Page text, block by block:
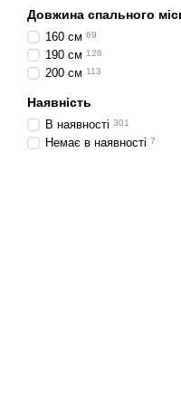
Довжина спального
160 см 69
190 см 126
200 см 113
Наявність
В наявності 301
Немає в наявності 7